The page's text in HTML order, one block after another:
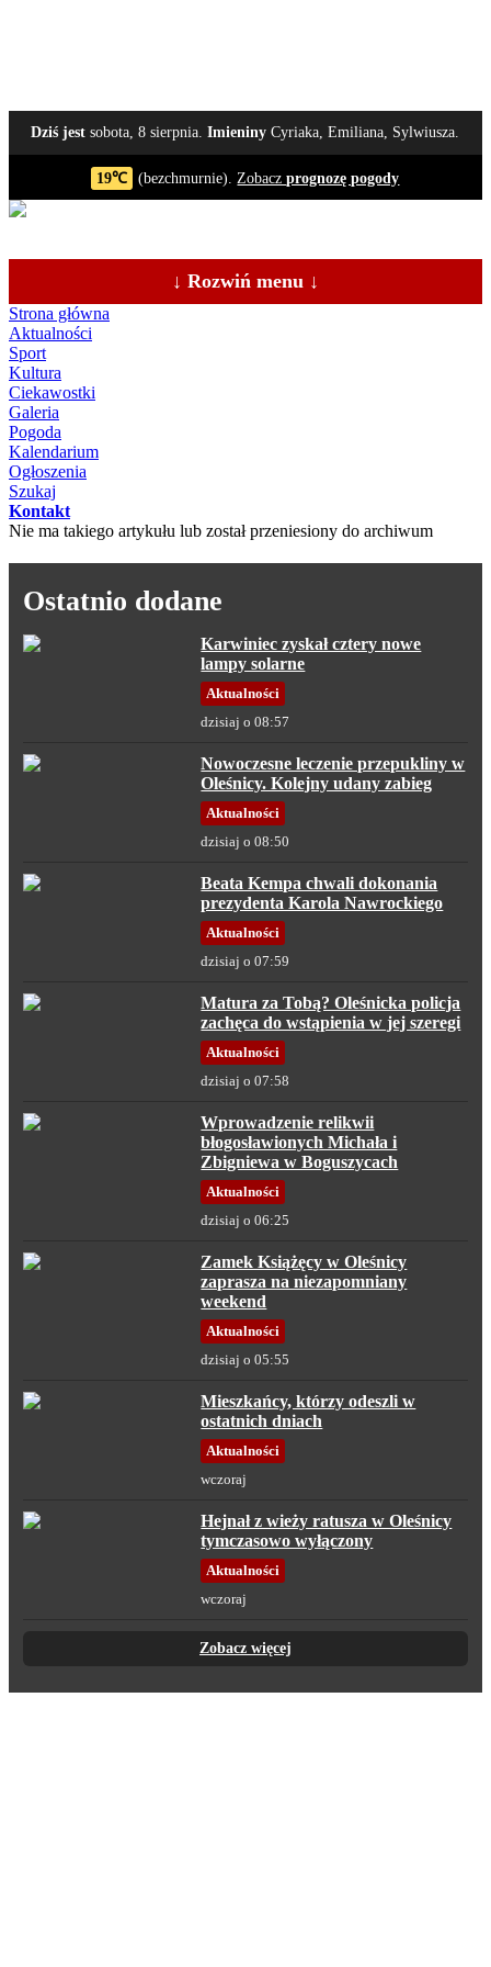
Dziś jest sobota, 8 sierpnia.Imieniny Cyriaka, Emiliana, Sylwiusza.
19℃ (bezchmurnie).Zobaczprognozę pogody
↓ Rozwiń menu ↓
Strona główna
Aktualności
Sport
Kultura
Ciekawostki
Galeria
Pogoda
Kalendarium
Ogłoszenia
Szukaj
Kontakt
Nie ma takiego artykułu lub został przeniesiony do archiwum
Ostatnio dodane
Karwiniec zyskał cztery nowe
lampy solarne
Aktualności
dzisiaj o 08:57
Nowoczesne leczenie przepukliny w
Oleśnicy. Kolejny udany zabieg
Aktualności
dzisiaj o 08:50
Beata Kempa chwali dokonania
prezydenta Karola Nawrockiego
Aktualności
dzisiaj o 07:59
Matura za Tobą? Oleśnicka policja
zachęca do wstąpienia w jej szeregi
Aktualności
dzisiaj o 07:58
Wprowadzenie relikwii
błogosławionych Michała i
Zbigniewa w Boguszycach
Aktualności
dzisiaj o 06:25
Zamek Książęcy w Oleśnicy
zaprasza na niezapomniany
weekend
Aktualności
dzisiaj o 05:55
Mieszkańcy, którzy odeszli w
ostatnich dniach
Aktualności
wczoraj
Hejnał z wieży ratusza w Oleśnicy
tymczasowo wyłączony
Aktualności
wczoraj
Zobacz więcej